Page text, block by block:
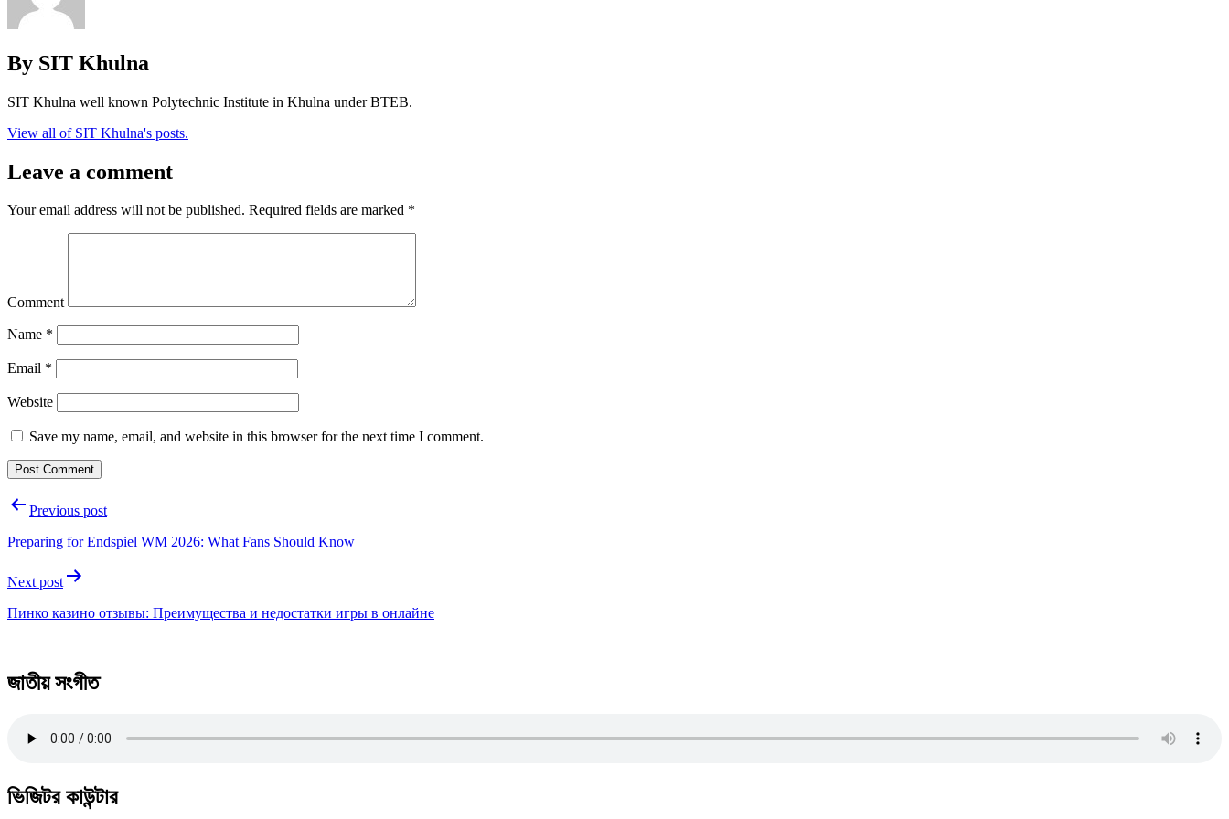
By SIT Khulna
SIT Khulna well known Polytechnic Institute in Khulna under BTEB.
View all of SIT Khulna's posts.
Leave a comment
Your email address will not be published. Required fields are marked *
Comment
Name *
Email *
Website
Save my name, email, and website in this browser for the next time I comment.
PostPrevious post
Preparing for Endspiel WM 2026: What Fans Should Know
Next post
Пинко казино отзывы: Преимущества и недостатки игры в онлайне
জাতীয় সংগীত
ভিজিটর কাউন্টার